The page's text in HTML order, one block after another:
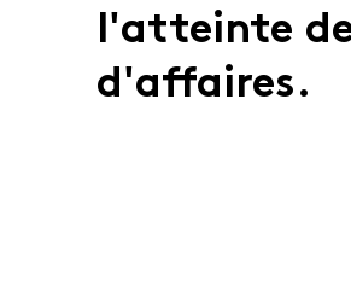
l'atteinte
d'affaires.